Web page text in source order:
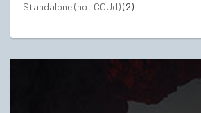
Standalone (not CCUd)(2)